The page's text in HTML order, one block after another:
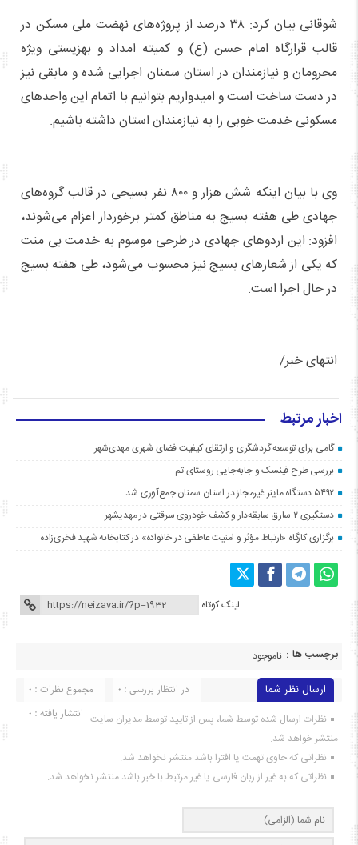
شوقانی بیان کرد: ۳۸ درصد از پروژه‌های نهضت ملی مسکن در
قالب قرارگاه امام حسن (ع) و کمیته امداد و بهزیستی ویژه
محرومان و نیازمندان در استان سمنان اجرایی شده و مابقی نیز
در دست ساخت است و امیدواریم بتوانیم با اتمام این واحدهای
مسکونی خدمت خوبی را به نیازمندان استان داشته باشیم.
وی با بیان اینکه شش هزار و ۸۰۰ نفر بسیجی در قالب گروه‌های
جهادی طی هفته بسیج به مناطق کمتر برخوردار اعزام می‌شوند،
افزود: این اردوهای جهادی در طرحی موسوم به خدمت بی منت
که یکی از شعارهای بسیج نیز محسوب می‌شود، طی هفته بسیج
در حال اجرا است.
انتهای خبر/
اخبار مرتبط
گامی برای توسعه گردشگری و ارتقای کیفیت فضای شهری مهدی‌شهر
بررسی طرح فینسک و جابه‌جایی روستای تم
۵۴۹۲ دستگاه ماینر غیرمجاز در استان سمنان جمع‌آوری شد
دستگیری ۲ سارق سابقه‌دار و کشف خودروی سرقتی در مهدیشهر
برگزاری کارگاه «ارتباط مؤثر و امنیت عاطفی در خانواده» در کتابخانه شهید فخری‌زاده
لینک کوتاه
برچسب ها : ناموجود
ارسال نظر شما مجموع نظرات : 0
در انتظار بررسی : 0
انتشار یافته : ۰ نظرات ارسال شده توسط شما، پس از تایید توسط مدیران سایت
منتشر خواهد شد.
نظراتی که حاوی تهمت یا افترا باشد منتشر نخواهد شد.
نظراتی که به غیر از زبان فارسی یا غیر مرتبط با خبر باشد منتشر نخواهد شد.